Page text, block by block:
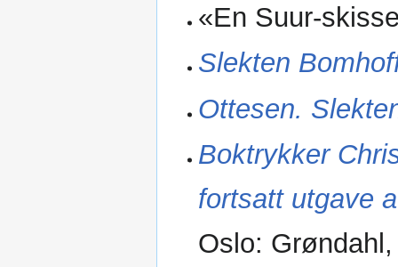
«En Suur-
Slekten
Ottesen.
Boktrykker
fortsatt utgave
Oslo: